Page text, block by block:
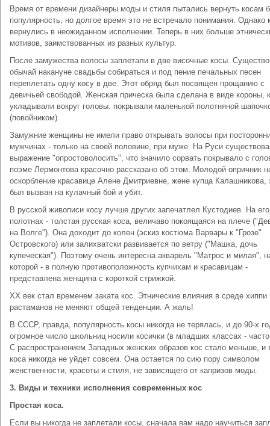
Время от времени дизайнеры моды и стиля пытались вернуть косам
популярность, но долгое время это не встречало понимания. Однако
вернулись в неожиданном исполнении. Теперь в них больше
мотивов, заимствованных из разных культур.
После замужества волосы заплетали в две височные косы.
обычай накануне свадьбы собираться и под пение печальных песен
переплетать одну косу в две. Этот обряд был посвящен прощанию с
девичьей свободой. Женская прическа была сделана в виде короны,
укладывали вокруг головы. покрывали маленькой полотняной
(повойником)
Замужние женщины не имели право открывать волосы при
мужчинах - только на своей половине, при муже. На Руси
выражение "опростоволосить", что значило сорвать покрывало с
поэме Лермонтова красочно рассказано об этом. Молодой опричник
оскорбление красавице Алене Дмитриевне, жене купца Калашникова,
был вызван на кулачный бой и убит.
В русской живописи косу лучше других запечатлел Кустодиев. На его
полотнах - толстая русская коса, величаво покоящаяся на плече
на Волге"). Она доходит до колен (эскиз костюма Варвары к "Грозе"
Островского) или залихватски развивается по ветру ("Машка, дочь
купеческая"). Поэтому очень интересна акварель "Матрос и милая",
которой - в полную противоположность купчихам и красавицам -
представлена женщина с короткой стрижкой.
ХХ век стал временем заката кос. Этнические влияния в среде хиппи
растаманов не меняют общей тенденции. А жаль!
В СССР, правда, популярность косы никогда не терялась, и до 90-х
огромное число школьниц носили косички (в младших классах -
С распространением Западных женских образов кос стало меньше, и
коса никогда не уйдет совсем. Она остается по сию пору символом
женственности, красоты и стиля, не зависящего от капризов моды.
3. Виды и техники исполнения современных кос
Простая коса.
Если вы никогда не заплетали косы, сначала вам надо научиться